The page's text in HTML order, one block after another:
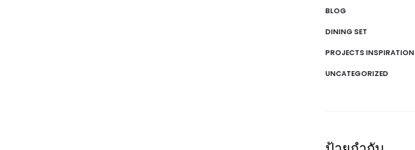
BLOG
DINING SET
PROJECTS INSPIRATION
UNCATEGORIZED